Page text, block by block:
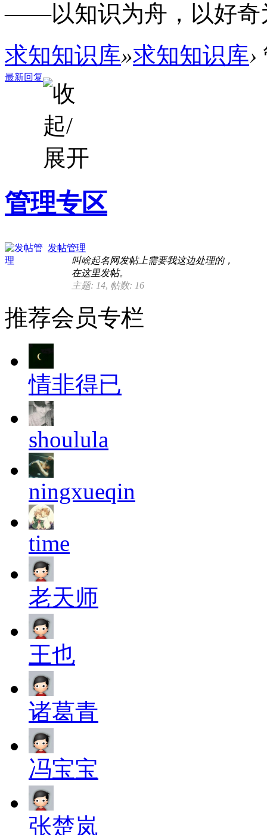
——以知识为舟，以好奇
求知知识库»求知知识库›
最新回复
管理专区
发帖管理
叫啥起名网发帖上需要我这边处理的，
在这里发帖。
主题: 14, 帖数: 16
推荐会员专栏
情非得已
shoulula
ningxueqin
time
老天师
王也
诸葛青
冯宝宝
张楚岚